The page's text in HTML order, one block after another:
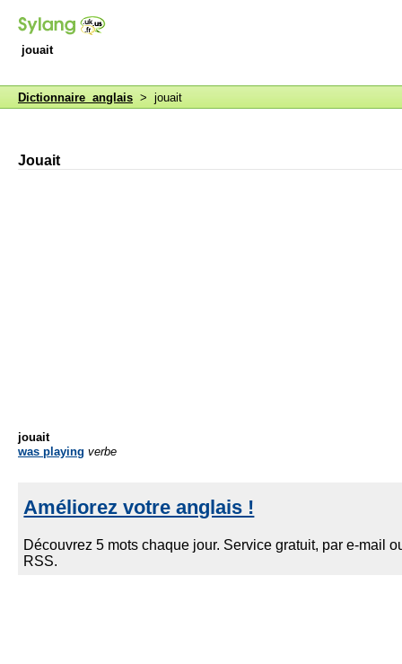
jouait
Dictionnaire anglais > jouait
Jouait
jouait
was playing verbe